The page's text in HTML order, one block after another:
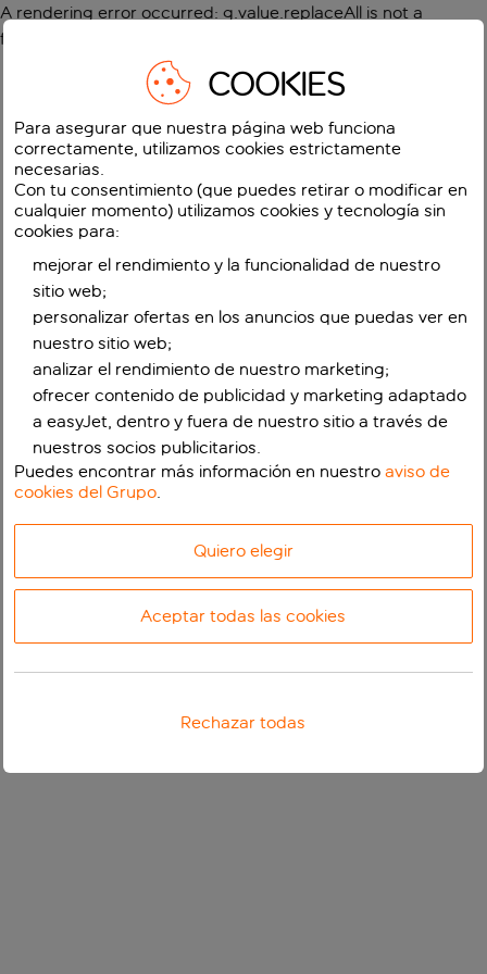
A rendering error occurred: g.value.replaceAll is not a
function
COOKIES
Para asegurar que nuestra página web funciona
correctamente, utilizamos cookies estrictamente
necesarias.
Con tu consentimiento (que puedes retirar o modificar en
cualquier momento) utilizamos cookies y tecnología sin
cookies para:
mejorar el rendimiento y la funcionalidad de nuestro
sitio web;
personalizar ofertas en los anuncios que puedas ver en
nuestro sitio web;
analizar el rendimiento de nuestro marketing;
ofrecer contenido de publicidad y marketing adaptado
a easyJet, dentro y fuera de nuestro sitio a través de
nuestros socios publicitarios.
Puedes encontrar más información en nuestroaviso de
cookies del Grupo.
Quiero elegir
Aceptar todas las cookies
Rechazar todas